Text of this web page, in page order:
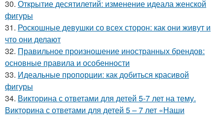
30. Открытие десятилетий: изменение идеала женской
фигуры
31. Роскошные девушки со всех сторон: как они живут и
что они делают
32. Правильное произношение иностранных брендов:
основные правила и особенности
33. Идеальные пропорции: как добиться красивой
фигуры
34. Викторина с ответами для детей 5-7 лет на тему.
Викторина с ответами для детей 5 – 7 лет «Наши